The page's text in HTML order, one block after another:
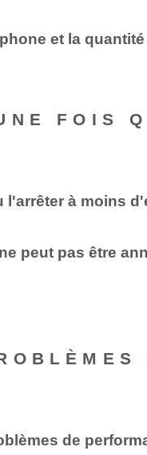
et la
FOIS
à moins
peut pas être
de